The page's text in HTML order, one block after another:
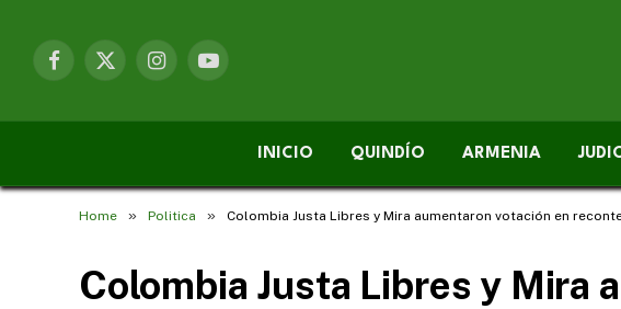
Facebook
X
InstagramYouTube
INICIO QUINDÍO ARMENIA
Home » Politica » Colombia Justa Libres y Mira aumentaron votación en
Colombia Justa Libres y Mira